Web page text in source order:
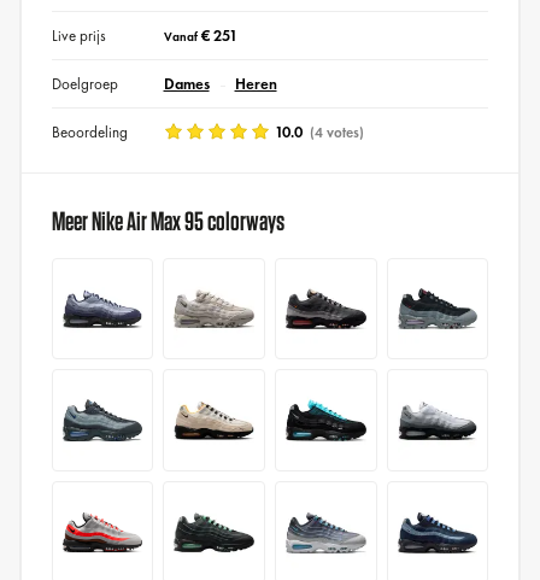
Live prijs Vanaf€ 251
Doelgroep Dames Heren
Beoordeling 10.0 (4 votes)
Meer Nike Air Max 95 colorways